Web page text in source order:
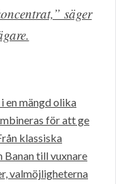
säger
en mängd olika
för att ge
klassiska
till vuxnare
valmöjligheterna